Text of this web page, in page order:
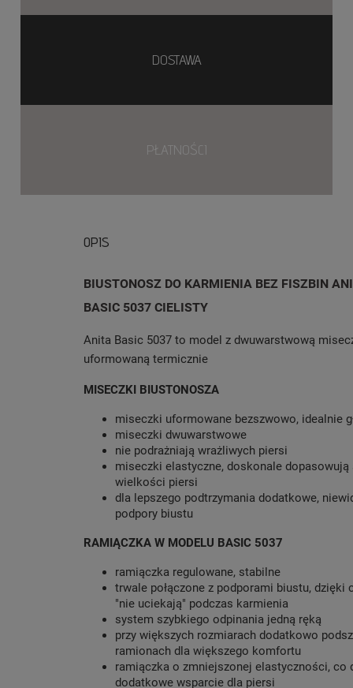
DOSTAWA
PŁATNOŚCI
OPIS
BIUSTONOSZ DO KARMIENIA BEZ FISZBIN
BASIC 5037 CIELISTY
Anita Basic 5037 to model z dwuwarstwową
uformowaną termicznie
MISECZKI BIUSTONOSZA
miseczki uformowane bezszwowo, idealnie
miseczki dwuwarstwowe
nie podrażniają wrażliwych piersi
miseczki elastyczne, doskonale dopasowują
wielkości piersi
dla lepszego podtrzymania dodatkowe,
podpory biustu
RAMIĄCZKA W MODELU BASIC 5037
ramiączka regulowane, stabilne
trwale połączone z podporami biustu, dzięki
"nie uciekają" podczas karmienia
system szybkiego odpinania jedną ręką
przy większych rozmiarach dodatkowo
ramionach dla większego komfortu
ramiączka o zmniejszonej elastyczności, co
dodatkowe wsparcie dla piersi